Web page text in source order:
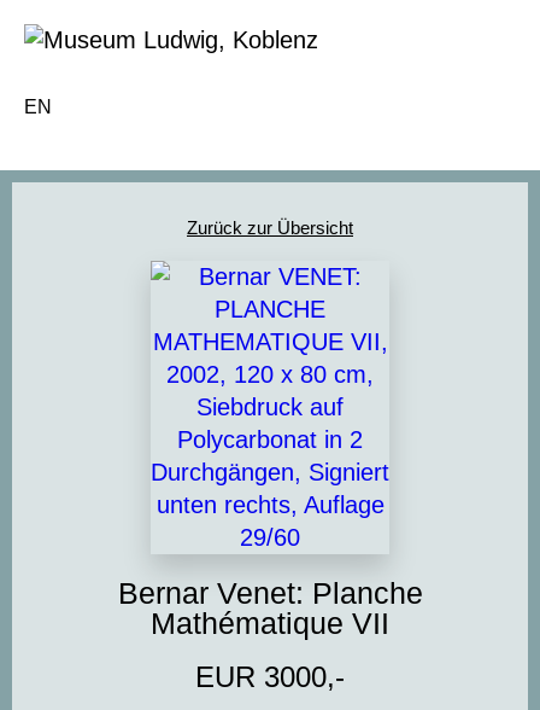
EN
Zurück zur Übersicht
Bernar Venet: Planche
Mathématique VII
EUR 3000,-